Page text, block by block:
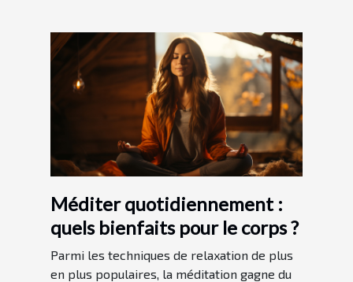
Méditer quotidiennement :
quels bienfaits pour le corps ?
Parmi les techniques de relaxation de plus
en plus populaires, la méditation gagne du